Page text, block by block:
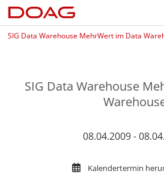
SIG Data Warehouse MehrWert im Data
SIG Data Warehouse
08.04.2009 -
Kalendertermin